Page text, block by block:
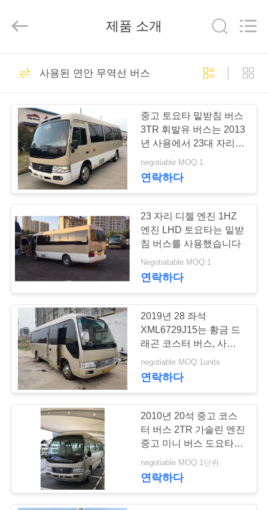
제
리
에
대
하
여
행
관
INDUSTRY
Reserved.
사용된 연안 무역선
버스
160
Yutong 사용된 버스
907
사용된 소형 버스
사용된 트랙터 트럭
189
제품 소개
사용된 연안 무역선 버스
중고 토요타 밑받침 버스
3TR 휘발유 버스는 2013
년 사용에서 23대 자리
미니 버스를 사용했습니
다
negotiable MOQ:1
연락하다
23 자리 디젤 엔진 1HZ
엔진 LHD 토요타는 밑받
침 버스를 사용했습니다
Negotiatable MOQ:1
연락하다
2019년 28 좌석
XML6729J15는 황금 드
래곤 코스터 버스, 사업을
위한 Hino 엔진을 가진
사용된 소형 버스 코스터
버스를 사용했습니다
negotiable MOQ:1units
연락하다
2010년 20석 중고 코스
터 버스 2TR 가솔린 엔진
중고 미니 버스 도요타 코
스터 버스 왼손 조향
negotiable MOQ:1단위
연락하다